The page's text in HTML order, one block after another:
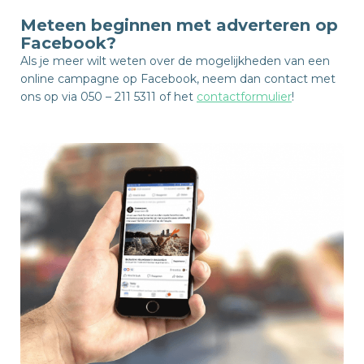
Meteen beginnen met adverteren op
Facebook?
Als je meer wilt weten over de mogelijkheden van een
online campagne op Facebook, neem dan contact met
ons op via 050 – 211 5311 of het contactformulier!